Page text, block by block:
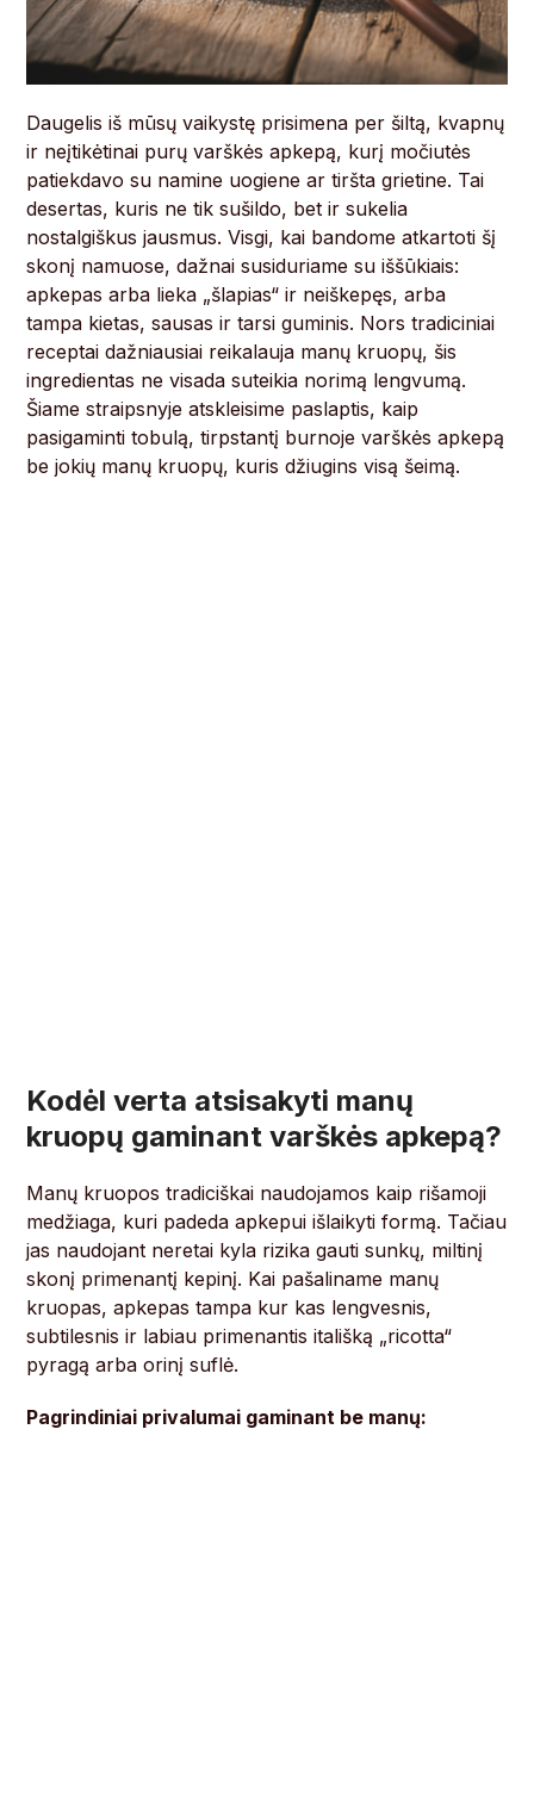
Daugelis iš mūsų vaikystę prisimena per šiltą, kvapnų
ir neįtikėtinai purų varškės apkepą, kurį močiutės
patiekdavo su namine uogiene ar tiršta grietine. Tai
desertas, kuris ne tik sušildo, bet ir sukelia
nostalgiškus jausmus. Visgi, kai bandome atkartoti šį
skonį namuose, dažnai susiduriame su iššūkiais:
apkepas arba lieka „šlapias“ ir neiškepęs, arba
tampa kietas, sausas ir tarsi guminis. Nors tradiciniai
receptai dažniausiai reikalauja manų kruopų, šis
ingredientas ne visada suteikia norimą lengvumą.
Šiame straipsnyje atskleisime paslaptis, kaip
pasigaminti tobulą, tirpstantį burnoje varškės apkepą
be jokių manų kruopų, kuris džiugins visą šeimą.
Kodėl verta atsisakyti manų
kruopų gaminant varškės apkepą?
Manų kruopos tradiciškai naudojamos kaip rišamoji
medžiaga, kuri padeda apkepui išlaikyti formą. Tačiau
jas naudojant neretai kyla rizika gauti sunkų, miltinį
skonį primenantį kepinį. Kai pašaliname manų
kruopas, apkepas tampa kur kas lengvesnis,
subtilesnis ir labiau primenantis itališką „ricotta“
pyragą arba orinį suflė.
Pagrindiniai privalumai gaminant be manų: